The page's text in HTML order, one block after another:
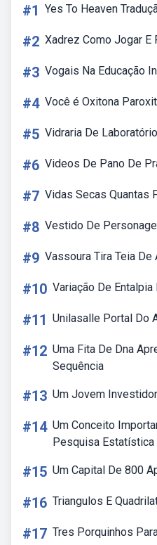
#1 Yes To Heaven
#2 Xadrez Como Jogar E
#3 Vogais Na Educação
#4 Você é Oxitona
#5 Vidraria De
#6 Videos De Pano De
#7 Vidas Secas Quantas
#8 Vestido De
#9 Vassoura Tira Teia De
#10 Variação De
#11 Unilasalle Portal Do
#12 Uma Fita De Dna
Sequência
#13 Um Jovem
#14 Um Conceito
Pesquisa Estatística
#15 Um Capital De 800
#16 Triangulos E
#17 Tres Porquinhos